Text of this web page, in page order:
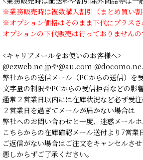
※業務販売時は複数購入割引（まとめ買い
※オプション価格はそのまま下代にプラスさ
オプションの下代販売は行っておりません
<キャリアメールをお使いのお客様へ>
@ezweb.ne.jpや@au.com ＠
弊社からの送信メール（PCからの送信）を
文字量の制限やPCからの受信拒否などの影
通常２営業日以内には在庫状況など必ず受
２営業日を過ぎてメールが届かない場合は
弊社へのお問い合わせと一度、迷惑メールホ
こちらからの在庫確認メール送付より7営
ご返信がない場合はご注文をキャンセルさせ
悪しからずご了承ください。